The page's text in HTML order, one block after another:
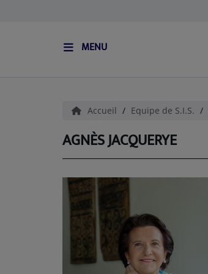
MENU
PODCASTS (CATALOGUE)
Accueil Equipe de S.I.S.
AGNÈS JACQUERYE